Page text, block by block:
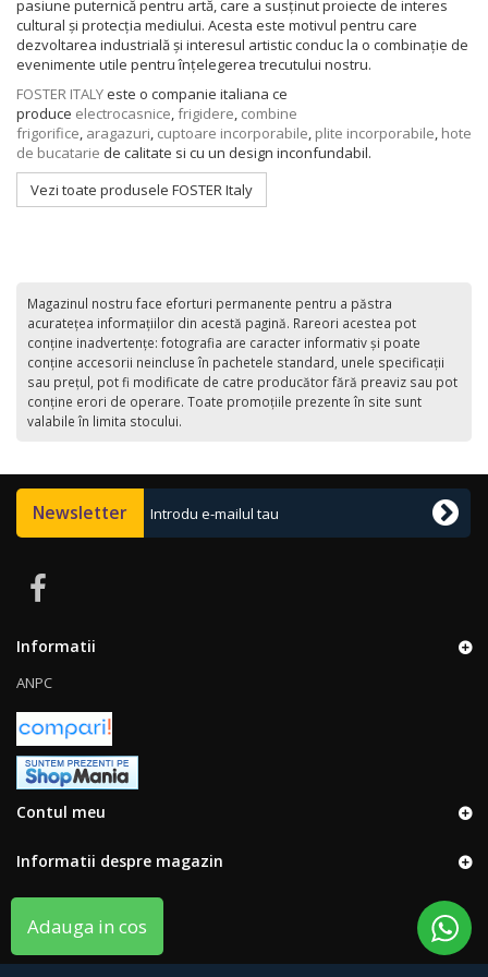
Adauga in cos
pasiune puternică pentru artă, care a susținut proiecte de interes
cultural și protecția mediului. Acesta este motivul pentru care
dezvoltarea industrială și interesul artistic conduc la o combinație de
evenimente utile pentru înțelegerea trecutului nostru.
FOSTER ITALYeste o companie italiana ce
produce electrocasnice,frigidere, combine
frigorifice, aragazuri, cuptoare incorporabile, plite incorporabile, hote
de bucatarie de calitate si cu un design inconfundabil.
Vezi toate produsele FOSTER Italy
Magazinul nostru face eforturi permanente pentru a păstra
acurateţea informaţiilor din acestă pagină. Rareori acestea pot
conţine inadvertenţe: fotografia are caracter informativ şi poate
conţine accesorii neincluse în pachetele standard, unele specificaţii
sau preţul, pot fi modificate de catre producător fără preaviz sau pot
conţine erori de operare. Toate promoţiile prezente în site sunt
valabile în limita stocului.
Newsletter
Informatii
ANPC
Contul meu
Informatii despre magazin